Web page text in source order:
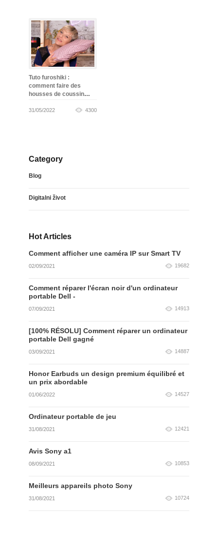
Tuto furoshiki :
comment faire des
housses de coussin
31/05/2022 4300
Category
Blog
Digitalni život
Hot Articles
Comment afficher une caméra IP sur Smart TV
02/09/2021 19682
Comment réparer l'écran noir d'un ordinateur
portable Dell -
07/09/2021 14913
[100% RÉSOLU] Comment réparer un ordinateur
portable Dell gagné
03/09/2021 14887
Honor Earbuds un design premium équilibré et
un prix abordable
01/06/2022 14527
Ordinateur portable de jeu
31/08/2021 12421
Avis Sony a1
08/09/2021 10853
Meilleurs appareils photo Sony
31/08/2021 10724